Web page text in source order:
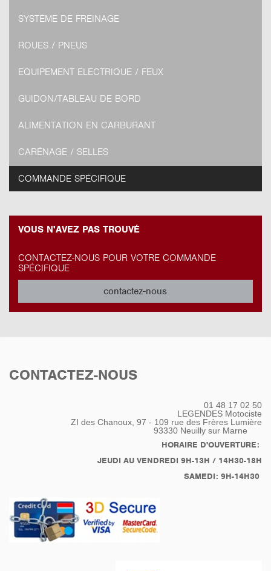
SYSTÈME DE FREINAGE
ROUES / PNEUS
EQUIPEMENT ELECTRIQUE / FEUX
GUIDON/TABLEAU DE BORD
ALIMENTATION EN CARBURANT
CARÉNAGE / SELLES
COMMANDE SPÉCIFIQUE
VOUS N'AVEZ PAS TROUVÉ
CONTACTEZ-NOUS POUR VOTRE COMMANDE
SPÉCIFIQUE
contactez-nous
CONTACTEZ-NOUS
01 48 17 02 50
LEGENDES Motociste
ZI des Chanoux, 97 - 109 rue des Frères Lumière
93330 Neuilly sur Marne
HORAIRE D'OUVERTURE:
JEUDI AU VENDREDI 9H-13H / 14H30-18H
SAMEDI: 9H-14H30